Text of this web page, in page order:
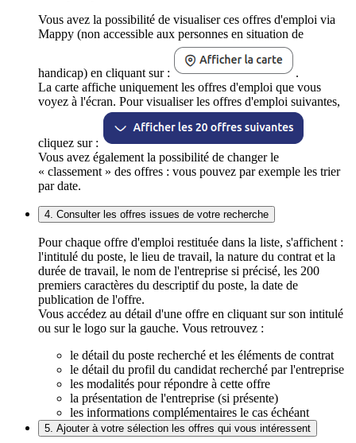
Vous avez la possibilité de visualiser ces offres d'emploi via
Mappy (non accessible aux personnes en situation de
handicap) en cliquant sur :
.
La carte affiche uniquement les offres d'emploi que vous
voyez à l'écran. Pour visualiser les offres d'emploi suivantes,
cliquez sur :
Vous avez également la possibilité de changer le
« classement » des offres : vous pouvez par exemple les trier
par date.
4. Consulter les offres issues de votre recherche
Pour chaque offre d'emploi restituée dans la liste, s'affichent :
l'intitulé du poste, le lieu de travail, la nature du contrat et la
durée de travail, le nom de l'entreprise si précisé, les 200
premiers caractères du descriptif du poste, la date de
publication de l'offre.
Vous accédez au détail d'une offre en cliquant sur son intitulé
ou sur le logo sur la gauche. Vous retrouvez :
le détail du poste recherché et les éléments de contrat
le détail du profil du candidat recherché par l'entreprise
les modalités pour répondre à cette offre
la présentation de l'entreprise (si présente)
les informations complémentaires le cas échéant
5. Ajouter à votre sélection les offres qui vous intéressent